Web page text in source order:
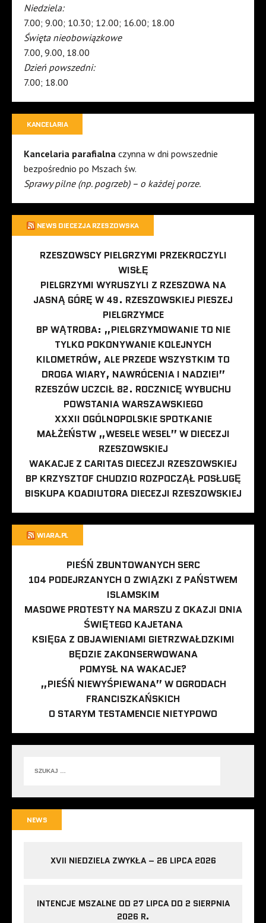
Niedziela:
7.00; 9.00; 10.30; 12.00; 16.00; 18.00
Święta nieobowiązkowe
7.00, 9.00, 18.00
Dzień powszedni:
7.00; 18.00
KANCELARIA
Kancelaria parafialna czynna w dni powszednie
bezpośrednio po Mszach św.
Sprawy pilne (np. pogrzeb) – o każdej porze.
NEWS DIECEZJA RZESZOWSKA
RZESZOWSCY PIELGRZYMI PRZEKROCZYLI
WISŁĘ
PIELGRZYMI WYRUSZYLI Z RZESZOWA NA
JASNĄ GÓRĘ W 49. RZESZOWSKIEJ PIESZEJ
PIELGRZYMCE
BP WĄTROBA: „PIELGRZYMOWANIE TO NIE
TYLKO POKONYWANIE KOLEJNYCH
KILOMETRÓW, ALE PRZEDE WSZYSTKIM TO
DROGA WIARY, NAWRÓCENIA I NADZIEI”
RZESZÓW UCZCIŁ 82. ROCZNICĘ WYBUCHU
POWSTANIA WARSZAWSKIEGO
XXXII OGÓLNOPOLSKIE SPOTKANIE
MAŁŻEŃSTW „WESELE WESEL” W DIECEZJI
RZESZOWSKIEJ
WAKACJE Z CARITAS DIECEZJI RZESZOWSKIEJ
BP KRZYSZTOF CHUDZIO ROZPOCZĄŁ POSŁUGĘ
BISKUPA KOADIUTORA DIECEZJI RZESZOWSKIEJ
WIARA.PL
PIEŚŃ ZBUNTOWANYCH SERC
104 PODEJRZANYCH O ZWIĄZKI Z PAŃSTWEM
ISLAMSKIM
MASOWE PROTESTY NA MARSZU Z OKAZJI DNIA
ŚWIĘTEGO KAJETANA
KSIĘGA Z OBJAWIENIAMI GIETRZWAŁDZKIMI
BĘDZIE ZAKONSERWOWANA
POMYSŁ NA WAKACJE?
„PIEŚŃ NIEWYŚPIEWANA” W OGRODACH
FRANCISZKAŃSKICH
O STARYM TESTAMENCIE NIETYPOWO
NEWS
XVII NIEDZIELA ZWYKŁA – 26 LIPCA 2026
INTENCJE MSZALNE OD 27 LIPCA DO 2 SIERPNIA
2026 R.